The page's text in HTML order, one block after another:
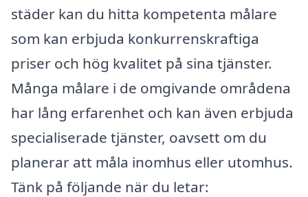
städer kan du hitta kompetenta målare
som kan erbjuda konkurrenskraftiga
priser och hög kvalitet på sina tjänster.
Många målare i de omgivande områdena
har lång erfarenhet och kan även erbjuda
specialiserade tjänster, oavsett om du
planerar att måla inomhus eller utomhus.
Tänk på följande när du letar: